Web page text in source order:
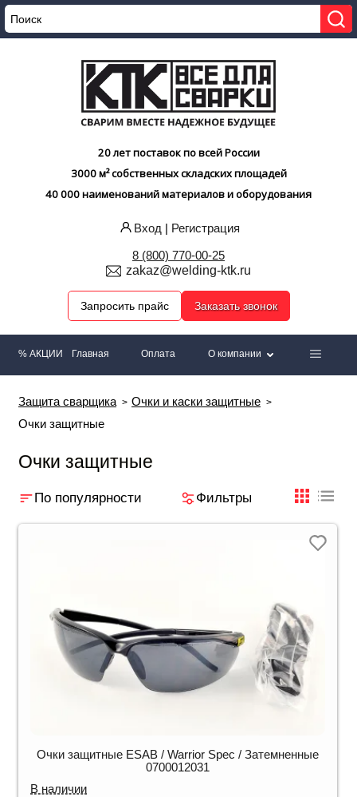
20 лет поставок по всей России
3000 м² собственных складских площадей
40 000 наименований материалов и оборудования
Вход | Регистрация
8 (800) 770-00-25
zakaz@welding-ktk.ru
Запросить прайс Заказать звонок
% АКЦИИ Главная Оплата О компании
Защита сварщика
Очки и каски защитные
Очки защитные
Очки защитные
По популярности
Фильтры
Очки защитные ESAB / Warrior Spec / Затемненные
0700012031
В наличии